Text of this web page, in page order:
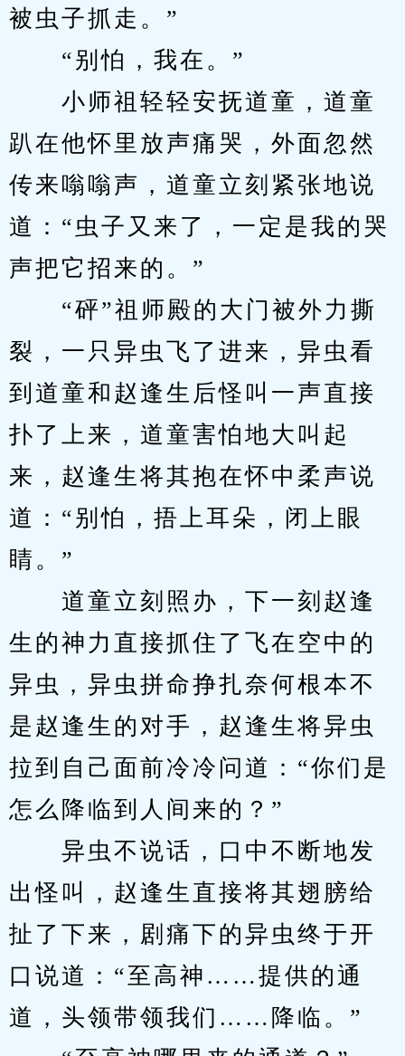
被虫子抓走。”
“别怕，我在。”
小师祖轻轻安抚道童，道童
趴在他怀里放声痛哭，外面忽然
传来嗡嗡声，道童立刻紧张地说
道：“虫子又来了，一定是我的哭
声把它招来的。”
“砰”祖师殿的大门被外力撕
裂，一只异虫飞了进来，异虫看
到道童和赵逢生后怪叫一声直接
扑了上来，道童害怕地大叫起
来，赵逢生将其抱在怀中柔声说
道：“别怕，捂上耳朵，闭上眼
睛。”
道童立刻照办，下一刻赵逢
生的神力直接抓住了飞在空中的
异虫，异虫拼命挣扎奈何根本不
是赵逢生的对手，赵逢生将异虫
拉到自己面前冷冷问道：“你们是
怎么降临到人间来的？”
异虫不说话，口中不断地发
出怪叫，赵逢生直接将其翅膀给
扯了下来，剧痛下的异虫终于开
口说道：“至高神……提供的通
道，头领带领我们……降临。”